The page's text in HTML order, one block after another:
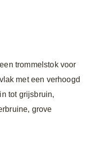
trommelstok voor
met een verhoogd
tot grijsbruin,
grove